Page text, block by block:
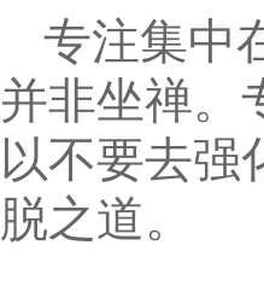
专注集中
并非坐禅。
以不要去强
脱之道。